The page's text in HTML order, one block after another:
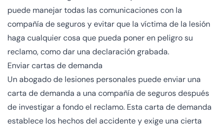
puede manejar todas las comunicaciones con la
compañía de seguros y evitar que la víctima de la lesión
haga cualquier cosa que pueda poner en peligro su
reclamo, como dar una declaración grabada.
Enviar cartas de demanda
Un abogado de lesiones personales puede enviar una
carta de demanda a una compañía de seguros después
de investigar a fondo el reclamo. Esta carta de demanda
establece los hechos del accidente y exige una cierta